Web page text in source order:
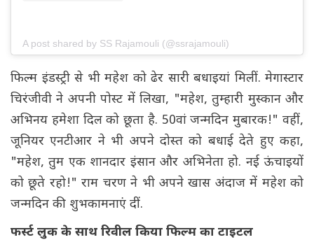
A post shared by SS Rajamouli (@ssrajamouli)
फिल्म इंडस्ट्री से भी महेश को ढेर सारी बधाइयां मिलीं. मेगास्टार
चिरंजीवी ने अपनी पोस्ट में लिखा, "महेश, तुम्हारी मुस्कान और
अभिनय हमेशा दिल को छूता है. 50वां जन्मदिन मुबारक!" वहीं,
जूनियर एनटीआर ने भी अपने दोस्त को बधाई देते हुए कहा,
"महेश, तुम एक शानदार इंसान और अभिनेता हो. नई ऊंचाइयों
को छूते रहो!" राम चरण ने भी अपने खास अंदाज में महेश को
जन्मदिन की शुभकामनाएं दीं.
फर्स्ट लुक के साथ रिवील किया फिल्म का टाइटल